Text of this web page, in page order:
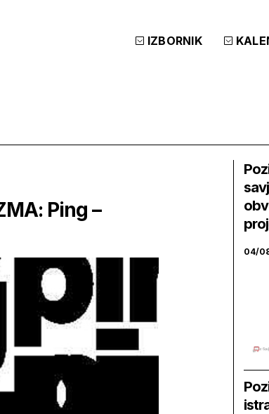
IZBORNIK
Ping –
04/